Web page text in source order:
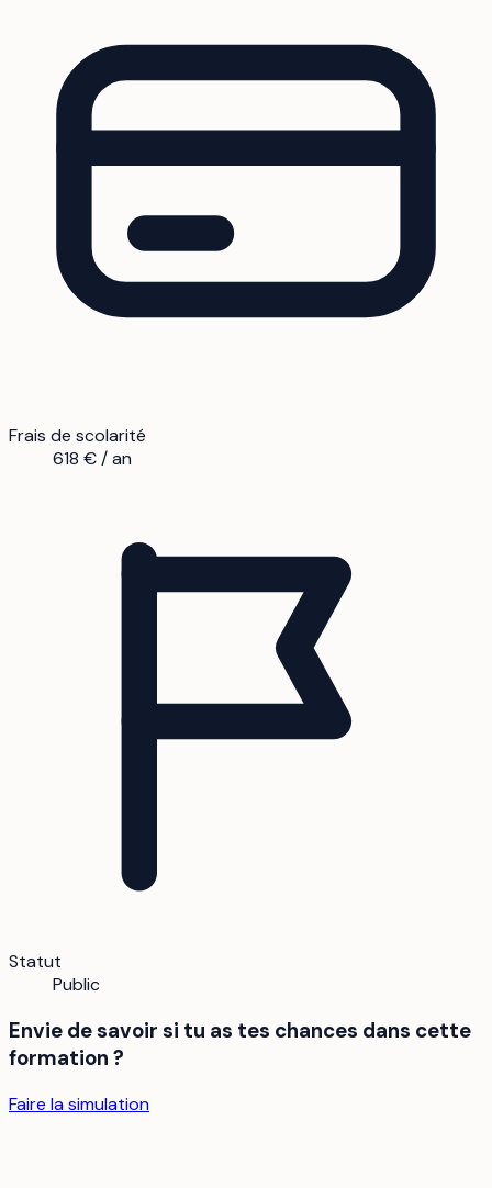
Frais de scolarité
618 € / an
Statut
Public
Envie de savoir si tu as tes chances dans cette
formation ?
Faire la simulation